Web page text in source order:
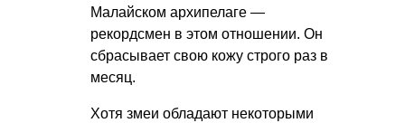
Малайском архипелаге —
рекордсмен в этом отношении. Он
сбрасывает свою кожу строго раз в
месяц.
Хотя змеи обладают некоторыми